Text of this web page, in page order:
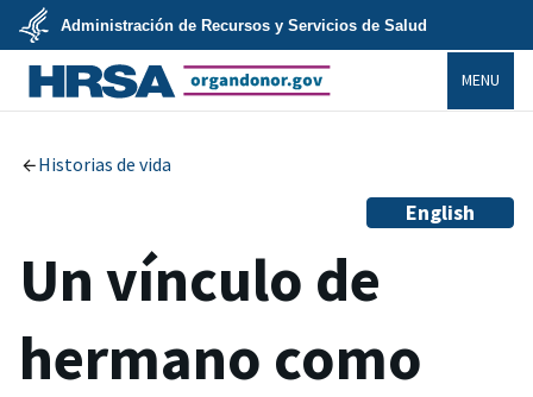
Skip
main
content
U.S.
Department
of
Health
Services
Administración de Recursos y Servicios de Salud
MENU
Historias de vida
English
Un vínculo de
hermano como